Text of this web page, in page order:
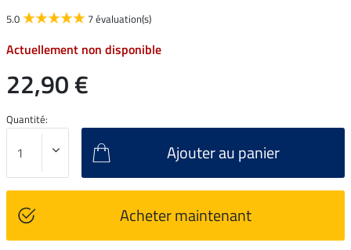
5.0 7 évaluation(s)
Actuellement non disponible
22,90 €
Quantité:
Ajouter au panier
Acheter maintenant